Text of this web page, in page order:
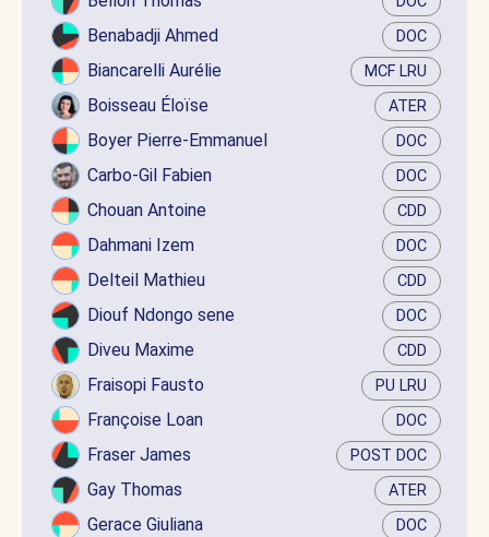
Benabadji Ahmed DOC
Biancarelli Aurélie MCF LRU
Boisseau Éloïse ATER
Boyer Pierre-Emmanuel DOC
Carbo-Gil Fabien DOC
Chouan Antoine CDD
Dahmani Izem DOC
Delteil Mathieu CDD
Diouf Ndongo sene DOC
Diveu Maxime CDD
Fraisopi Fausto PU LRU
Françoise Loan DOC
Fraser James POST DOC
Gay Thomas ATER
Gerace Giuliana DOC